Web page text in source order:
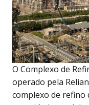
O Complexo de
operado pela
complexo de refino